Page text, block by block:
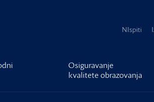
NIspiti
Osiguravanje
kvalitete obrazovanja